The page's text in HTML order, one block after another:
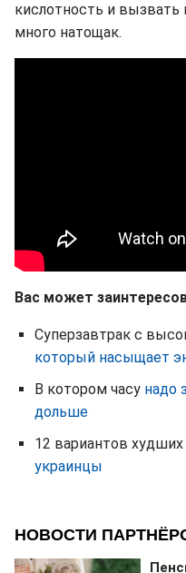
кислотность и вызвать
много натощак.
Вас может
Суперзавтрак с
который насыщает
В котором часу надо
дольше
12 вариантов худших
украинцы